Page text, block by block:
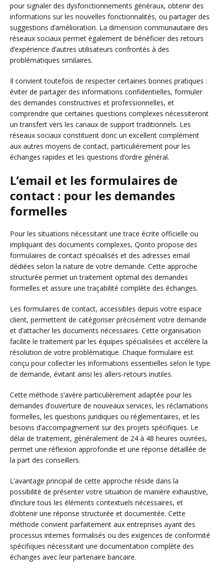
pour signaler des dysfonctionnements généraux, obtenir des
informations sur les nouvelles fonctionnalités, ou partager des
suggestions d’amélioration. La dimension communautaire des
réseaux sociaux permet également de bénéficier des retours
d’expérience d’autres utilisateurs confrontés à des
problématiques similaires.
Il convient toutefois de respecter certaines bonnes pratiques :
éviter de partager des informations confidentielles, formuler
des demandes constructives et professionnelles, et
comprendre que certaines questions complexes nécessiteront
un transfert vers les canaux de support traditionnels. Les
réseaux sociaux constituent donc un excellent complément
aux autres moyens de contact, particulièrement pour les
échanges rapides et les questions d’ordre général.
L’email et les formulaires de
contact : pour les demandes
formelles
Pour les situations nécessitant une trace écrite officielle ou
impliquant des documents complexes, Qonto propose des
formulaires de contact spécialisés et des adresses email
dédiées selon la nature de votre demande. Cette approche
structurée permet un traitement optimal des demandes
formelles et assure une traçabilité complète des échanges.
Les formulaires de contact, accessibles depuis votre espace
client, permettent de catégoriser précisément votre demande
et d’attacher les documents nécessaires. Cette organisation
facilite le traitement par les équipes spécialisées et accélère la
résolution de votre problématique. Chaque formulaire est
conçu pour collecter les informations essentielles selon le type
de demande, évitant ainsi les allers-retours inutiles.
Cette méthode s’avère particulièrement adaptée pour les
demandes d’ouverture de nouveaux services, les réclamations
formelles, les questions juridiques ou réglementaires, et les
besoins d’accompagnement sur des projets spécifiques. Le
délai de traitement, généralement de 24 à 48 heures ouvrées,
permet une réflexion approfondie et une réponse détaillée de
la part des conseillers.
L’avantage principal de cette approche réside dans la
possibilité de présenter votre situation de manière exhaustive,
d’inclure tous les éléments contextuels nécessaires, et
d’obtenir une réponse structurée et documentée. Cette
méthode convient parfaitement aux entreprises ayant des
processus internes formalisés ou des exigences de conformité
spécifiques nécessitant une documentation complète des
échanges avec leur partenaire bancaire.